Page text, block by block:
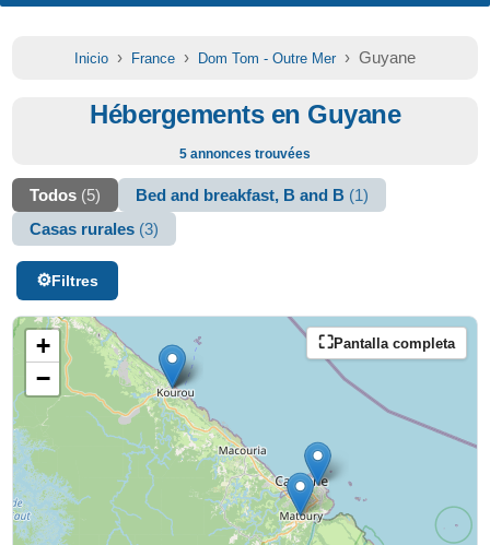
Inicio › France › Dom Tom - Outre Mer› Guyane
Hébergements en Guyane
5 annonces trouvées
Todos (5) Bed and breakfast, B and B (1)
Casas rurales (3)
Filtres
Pantalla completa
+
−